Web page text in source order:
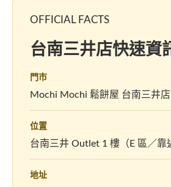
OFFICIAL FACTS
台南三井店快速資
門市
Mochi Mochi 鬆餅屋 台南三井店
位置
台南三井 Outlet 1 樓（E 區／靠
地址